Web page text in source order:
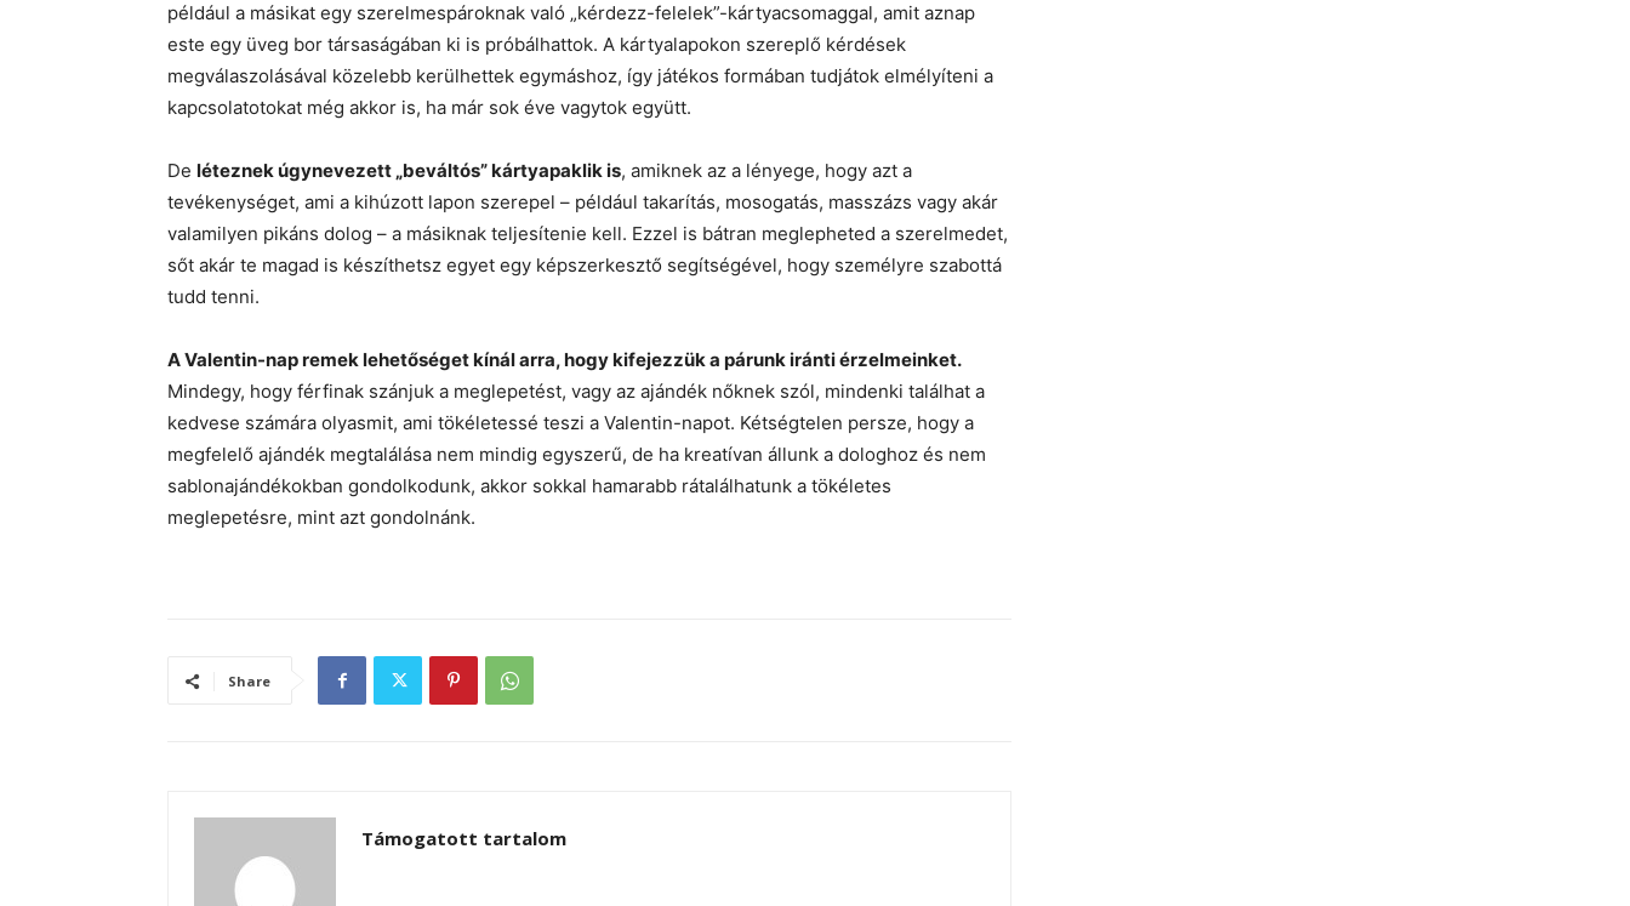
például a másikat egy szerelmespároknak való „kérdezz-felelek”-kártyacsomaggal, amit aznap
este egy üveg bor társaságában ki is próbálhattok. A kártyalapokon szereplő kérdések
megválaszolásával közelebb kerülhettek egymáshoz, így játékos formában tudjátok elmélyíteni a
kapcsolatotokat még akkor is, ha már sok éve vagytok együtt.
De léteznek úgynevezett „beváltós” kártyapaklik is, amiknek az a lényege, hogy azt a
tevékenységet, ami a kihúzott lapon szerepel – például takarítás, mosogatás, masszázs vagy akár
valamilyen pikáns dolog – a másiknak teljesítenie kell. Ezzel is bátran meglepheted a szerelmedet,
sőt akár te magad is készíthetsz egyet egy képszerkesztő segítségével, hogy személyre szabottá
tudd tenni.
A Valentin-nap remek lehetőséget kínál arra, hogy kifejezzük a párunk iránti érzelmeinket.
Mindegy, hogy férfinak szánjuk a meglepetést, vagy az ajándék nőknek szól, mindenki találhat a
kedvese számára olyasmit, ami tökéletessé teszi a Valentin-napot. Kétségtelen persze, hogy a
megfelelő ajándék megtalálása nem mindig egyszerű, de ha kreatívan állunk a dologhoz és nem
sablonajándékokban gondolkodunk, akkor sokkal hamarabb rátalálhatunk a tökéletes
meglepetésre, mint azt gondolnánk.
Share
Támogatott tartalom